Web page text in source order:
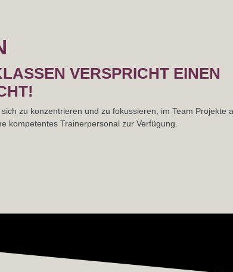
VERSPRICHT EINEN
zu konzentrieren und zu fokussieren, im Team Projekte
kompetentes Trainerpersonal zur Verfügung.